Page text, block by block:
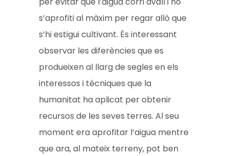
s’aprofiti al màxim per regar allò que
s’hi estigui cultivant. És interessant
observar les diferències que es
produeixen al llarg de segles en els
interessos i tècniques que la
humanitat ha aplicat per obtenir
recursos de les seves terres. Al seu
moment era aprofitar l’aigua mentre
que ara, al mateix terreny, pot ben